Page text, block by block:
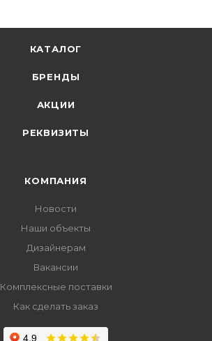
КАТАЛОГ
БРЕНДЫ
АКЦИИ
РЕКВИЗИТЫ
КОМПАНИЯ
Новости
Наши объекты
Дизайнерам
Вакансии
Комплексные поставки
Как сделать заказ